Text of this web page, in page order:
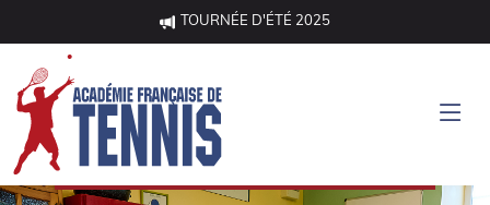
TOURNÉE D'ÉTÉ 2025